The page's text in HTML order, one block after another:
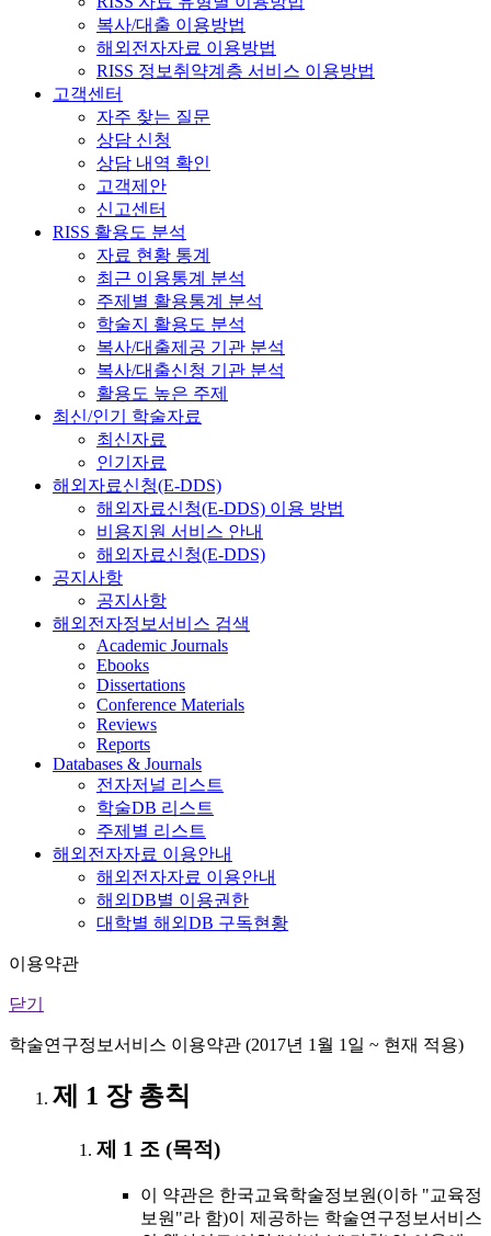
복사/대출 이용방법
해외전자자료 이용방법
RISS 정보취약계층 서비스 이용방법
고객센터
자주 찾는 질문
상담 신청
상담 내역 확인
고객제안
신고센터
RISS 활용도 분석
자료 현황 통계
최근 이용통계 분석
주제별 활용통계 분석
학술지 활용도 분석
복사/대출제공 기관 분석
복사/대출신청 기관 분석
활용도 높은 주제
최신/인기 학술자료
최신자료
인기자료
해외자료신청(E-DDS)
해외자료신청(E-DDS) 이용 방법
비용지원 서비스 안내
해외자료신청(E-DDS)
공지사항
공지사항
해외전자정보서비스 검색
Academic Journals
Ebooks
Dissertations
Conference Materials
Reviews
Reports
Databases & Journals
전자저널 리스트
학술DB 리스트
주제별 리스트
해외전자자료 이용안내
해외전자자료 이용안내
해외DB별 이용권한
대학별 해외DB 구독현황
이용약관
닫기
학술연구정보서비스 이용약관 (2017년 1월 1일 ~ 현재 적용)
제 1 장 총칙
제 1 조 (목적)
이 약관은 한국교육학술정보원(이하 "교육정
보원"라 함)이 제공하는 학술연구정보서비스